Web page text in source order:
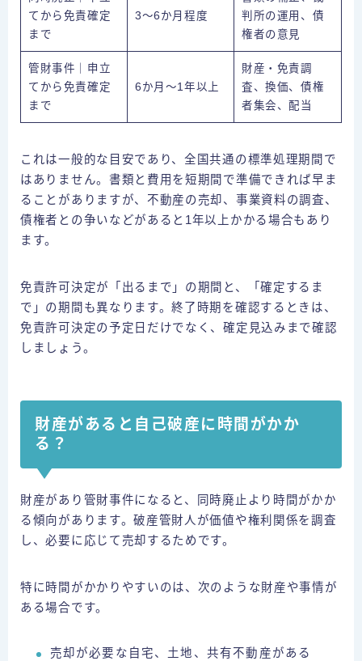
てから免責確定
まで
3～6か月程度
判所の運用、債
権者の意見
管財事件｜申立
てから免責確定
まで
6か月～1年以上
財産・免責調
査、換価、債権
者集会、配当
これは一般的な目安であり、全国共通の標準処理期間で
はありません。書類と費用を短期間で準備できれば早ま
ることがありますが、不動産の売却、事業資料の調査、
債権者との争いなどがあると1年以上かかる場合もあり
ます。
免責許可決定が「出るまで」の期間と、「確定するま
で」の期間も異なります。終了時期を確認するときは、
免責許可決定の予定日だけでなく、確定見込みまで確認
しましょう。
財産があると自己破産に時間がかか
る？
財産があり管財事件になると、同時廃止より時間がかか
る傾向があります。破産管財人が価値や権利関係を調査
し、必要に応じて売却するためです。
特に時間がかかりやすいのは、次のような財産や事情が
ある場合です。
売却が必要な自宅、土地、共有不動産がある